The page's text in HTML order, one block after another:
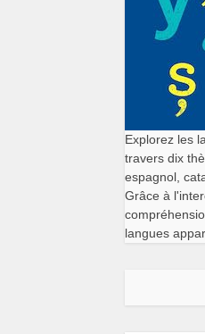
Explorez les
travers dix
espagnol,
Grâce à
langues